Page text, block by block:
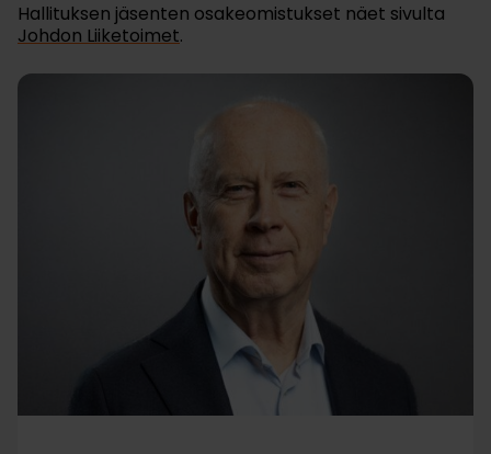
Hallituksen jäsenten osakeomistukset näet sivulta
Johdon Liiketoimet.